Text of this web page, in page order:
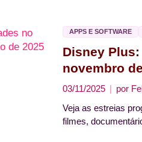
APPS E SOFTWARE
Disney
novembro
03/11/2025 por
Veja as estreias
filmes,